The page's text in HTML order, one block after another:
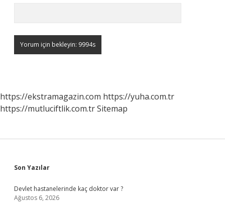
https://ekstramagazin.com https://yuha.com.tr
https://mutluciftlik.com.trSitemap
Sidebar
Son Yazılar
Devlet hastanelerinde kaç doktor var ?
Ağustos 6, 2026